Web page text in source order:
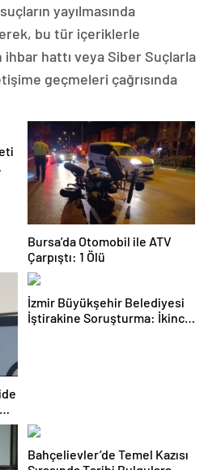
yayılmasında
bu tür içeriklerle
ihbar hattı veya Siber Suçlarla
geçmeleri çağrısında
Bursa’da Otomobil ile ATV
Çarpıştı: 1 Ölü
İzmir Büyükşehir Belediyesi
İştirakine Soruşturma: İkinci
Bahçelievler’de Temel Kazısı